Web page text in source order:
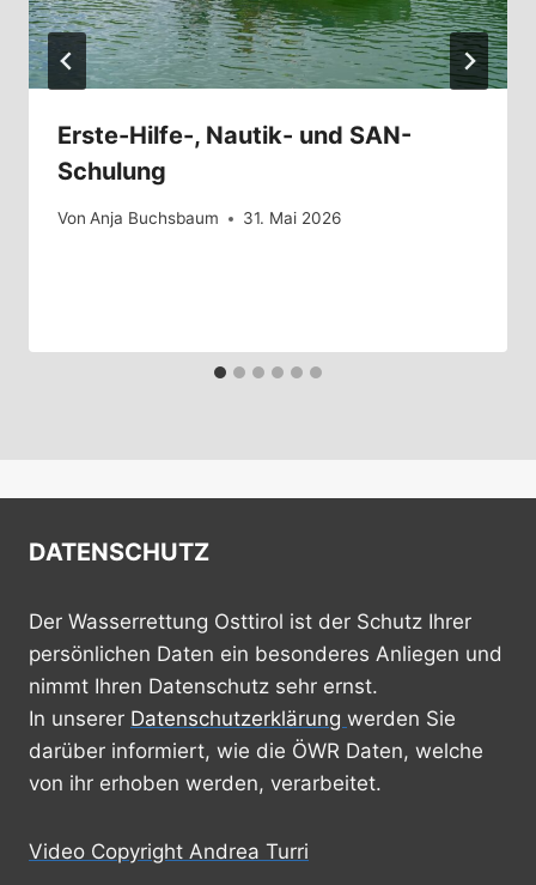
Erste-Hilfe-, Nautik- und SAN-
Schulung
Von Anja Buchsbaum 31. Mai 2026
DATENSCHUTZ
Der Wasserrettung Osttirol ist der Schutz Ihrer
persönlichen Daten ein besonderes Anliegen und
nimmt Ihren Datenschutz sehr ernst.
In unserer Datenschutzerklärung werden Sie
darüber informiert, wie die ÖWR Daten, welche
von ihr erhoben werden, verarbeitet.
Video Copyright Andrea Turri